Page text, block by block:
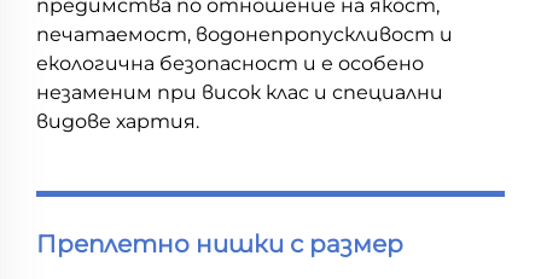
предимства по отношение на якост,
печатаемост, водонепропускливост и
екологична безопасност и е особено
незаменим при висок клас и специални
видове хартия.
Преплетно нишки с размер